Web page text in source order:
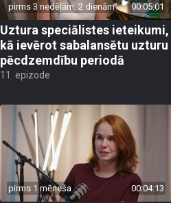
pirms 3 nedēļām, 2 dienām 00:05:01
Uztura speciālistes ieteikumi,
kā ievērot sabalansētu uzturu
pēcdzemdību periodā
11. epizode
pirms 1 mēneša 00:04:13